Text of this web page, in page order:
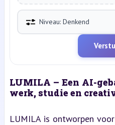
Niveau: Denkend
LUMILA – Een AI-
werk, studie en
LUMILA is ontworpen